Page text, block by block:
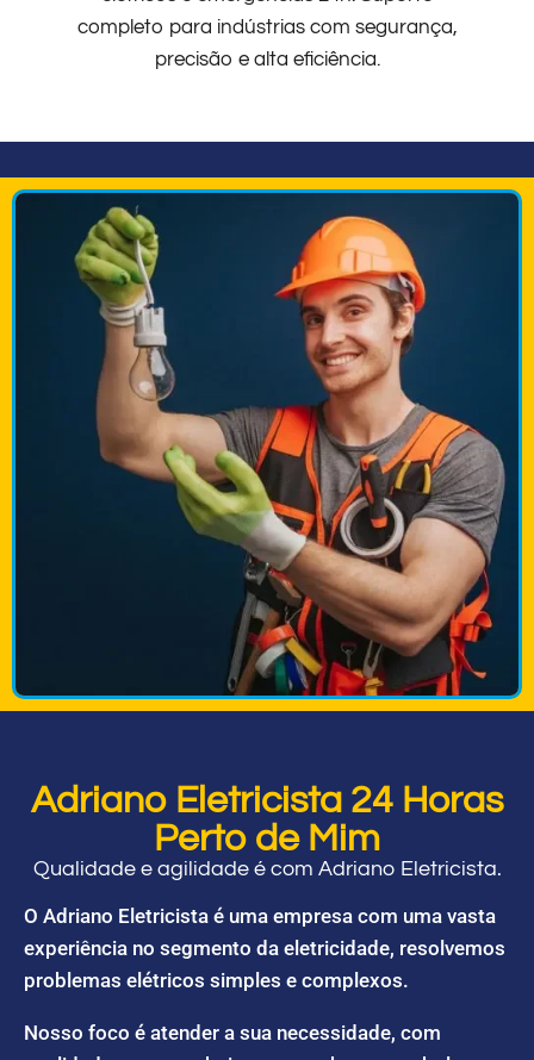
completo para indústrias com segurança,
precisão e alta eficiência.
Adriano Eletricista 24 Horas
Perto de Mim
Qualidade e agilidade é com Adriano Eletricista.
O Adriano Eletricista é uma empresa com uma vasta
experiência no segmento da eletricidade, resolvemos
problemas elétricos simples e complexos.
Nosso foco é atender a sua necessidade, com